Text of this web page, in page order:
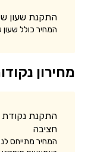
התקנת שעון
המחיר כולל שעון
מחירון
התקנת
חציבה